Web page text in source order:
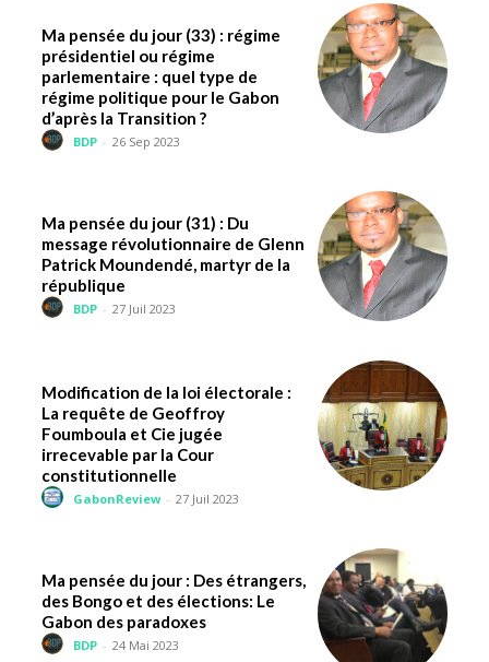
Ma pensée du jour (33) : régime
présidentiel ou régime
parlementaire : quel type de
régime politique pour le Gabon
d’après la Transition ?
BDP - 26 Sep 2023
Ma pensée du jour (31) : Du
message révolutionnaire de Glenn
Patrick Moundendé, martyr de la
république
BDP - 27 Juil 2023
Modification de la loi électorale :
La requête de Geoffroy
Foumboula et Cie jugée
irrecevable par la Cour
constitutionnelle
GabonReview - 27 Juil 2023
Ma pensée du jour : Des étrangers,
des Bongo et des élections: Le
Gabon des paradoxes
BDP - 24 Mai 2023